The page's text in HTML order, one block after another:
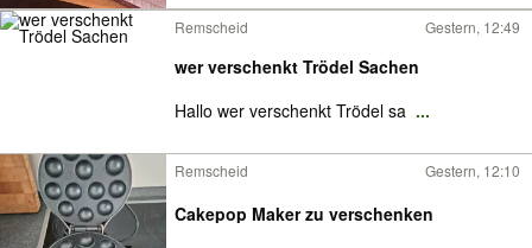
Remscheid Gestern, 12:49
wer verschenkt Trödel Sachen
Hallo wer verschenkt Trödel sa ...
Remscheid Gestern, 12:10
Cakepop Maker zu verschenken